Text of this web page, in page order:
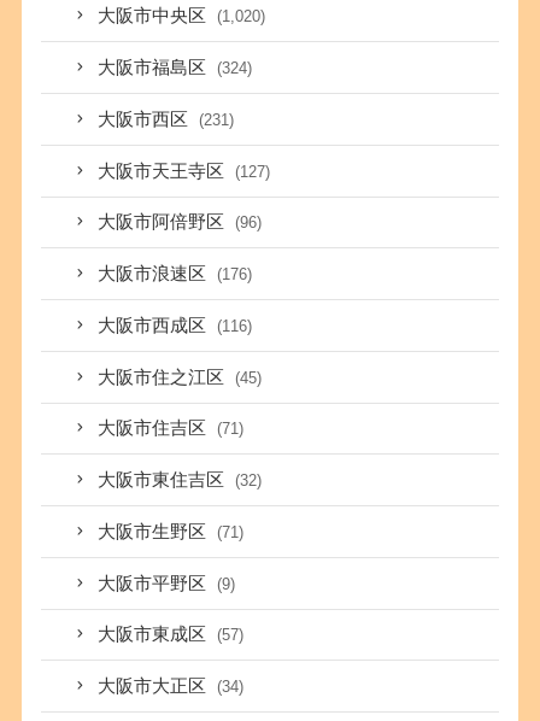
大阪市中央区 (1,020)
大阪市福島区 (324)
大阪市西区 (231)
大阪市天王寺区 (127)
大阪市阿倍野区 (96)
大阪市浪速区 (176)
大阪市西成区 (116)
大阪市住之江区 (45)
大阪市住吉区 (71)
大阪市東住吉区 (32)
大阪市生野区 (71)
大阪市平野区 (9)
大阪市東成区 (57)
大阪市大正区 (34)